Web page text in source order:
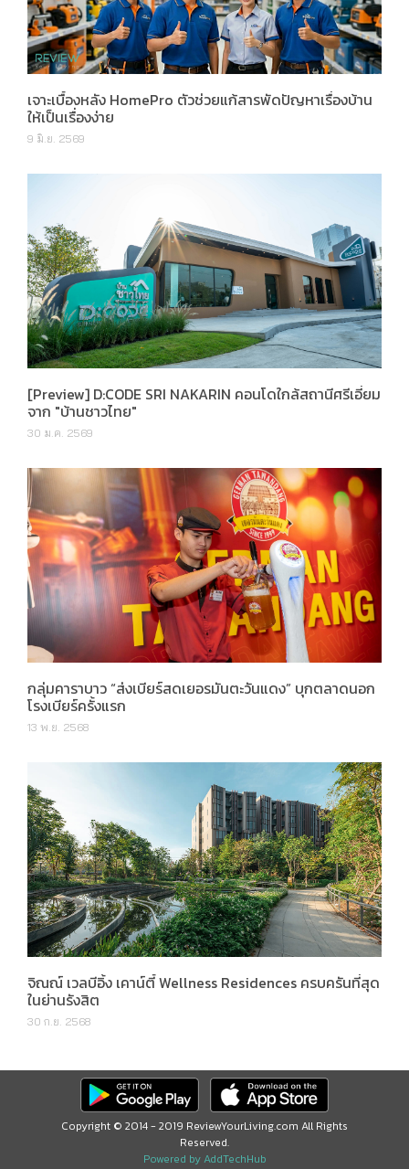
เจาะเบื้องหลัง HomePro ตัวช่วยแก้สารพัดปัญหาเรื่องบ้าน
ให้เป็นเรื่องง่าย
9 มิ.ย. 2569
[Preview] D:CODE SRI NAKARIN คอนโดใกล้สถานีศรีเอี่ยม
จาก "บ้านชาวไทย"
30 ม.ค. 2569
กลุ่มคาราบาว “ส่งเบียร์สดเยอรมันตะวันแดง” บุกตลาดนอก
โรงเบียร์ครั้งแรก
13 พ.ย. 2568
จิณณ์ เวลบีอิ้ง เคาน์ตี้ Wellness Residences ครบครันที่สุด
ในย่านรังสิต
30 ก.ย. 2568
Copyright © 2014 - 2019 ReviewYourLiving.com All Rights
Reserved.
Powered by AddTechHub